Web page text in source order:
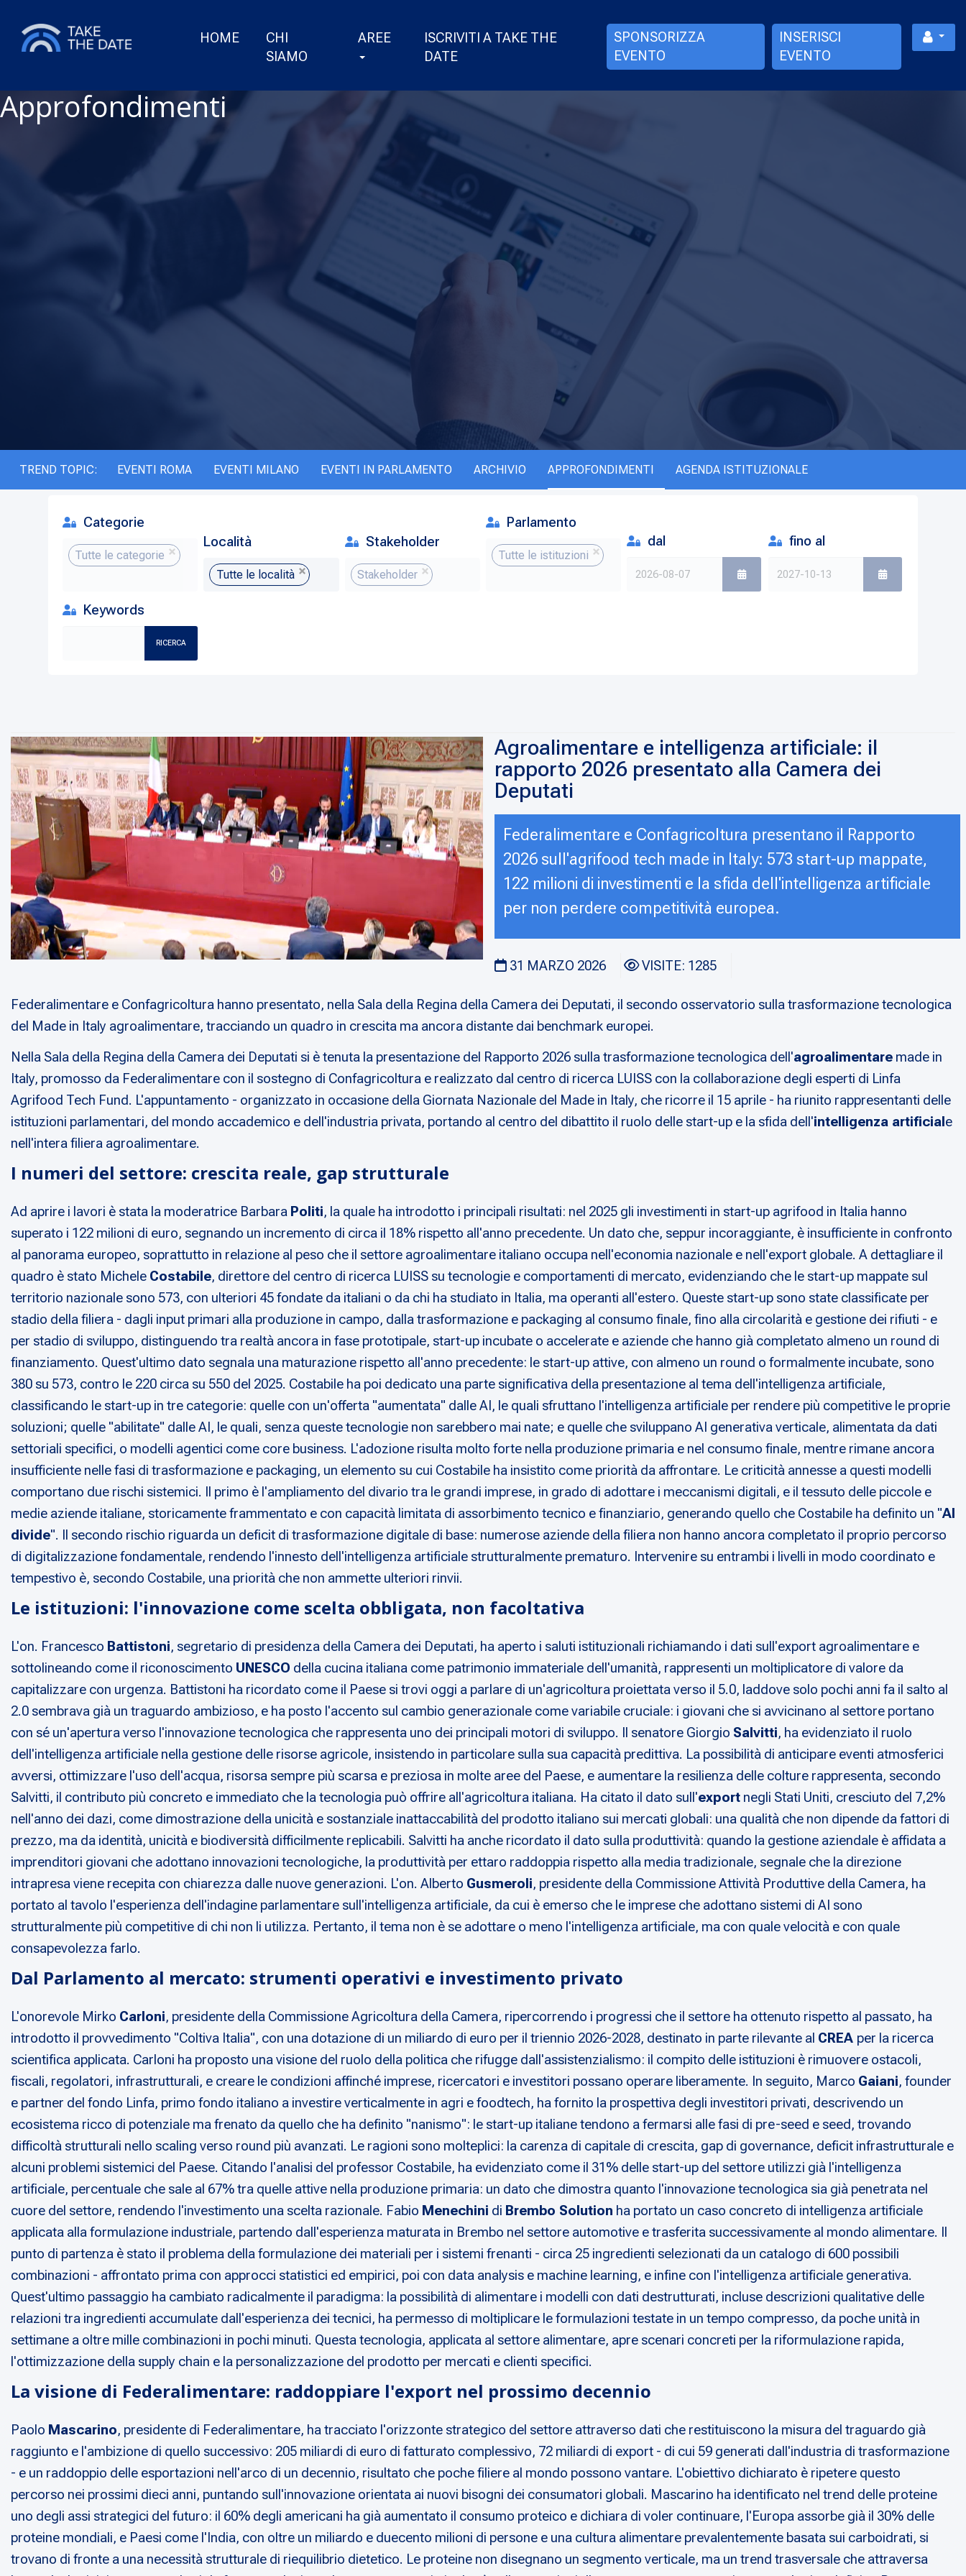
HOME
CHI
SIAMO
AREE
ISCRIVITI A TAKE THE
DATE
SPONSORIZZA
EVENTO
INSERISCI
EVENTO
Approfondimenti
TREND TOPIC: EVENTI ROMA EVENTI MILANO EVENTI IN PARLAMENTO ARCHIVIO APPROFONDIMENTI AGENDA ISTITUZIONALE
Categorie
Tutte le categorie
Località
Tutte le località
Stakeholder
Stakeholder
Parlamento
Tutte le istituzioni
dal fino al
Keywords
RICERCA
Agroalimentare e intelligenza artificiale: il
rapporto 2026 presentato alla Camera dei
Deputati
Federalimentare e Confagricoltura presentano il Rapporto
2026 sull'agrifood tech made in Italy: 573 start-up mappate,
122 milioni di investimenti e la sfida dell'intelligenza artificiale
per non perdere competitività europea.
31 MARZO 2026 VISITE: 1285
Federalimentare e Confagricoltura hanno presentato, nella Sala della Regina della Camera dei Deputati, il secondo osservatorio sulla trasformazione tecnologica
del Made in Italy agroalimentare, tracciando un quadro in crescita ma ancora distante dai benchmark europei.
Nella Sala della Regina della Camera dei Deputati si è tenuta la presentazione del Rapporto 2026 sulla trasformazione tecnologica dell'agroalimentare made in
Italy, promosso da Federalimentare con il sostegno di Confagricoltura e realizzato dal centro di ricerca LUISS con la collaborazione degli esperti di Linfa
Agrifood Tech Fund. L'appuntamento - organizzato in occasione della Giornata Nazionale del Made in Italy, che ricorre il 15 aprile - ha riunito rappresentanti delle
istituzioni parlamentari, del mondo accademico e dell'industria privata, portando al centro del dibattito il ruolo delle start-up e la sfida dell'intelligenza artificiale
nell'intera filiera agroalimentare.
I numeri del settore: crescita reale, gap strutturale
Ad aprire i lavori è stata la moderatrice Barbara Politi, la quale ha introdotto i principali risultati: nel 2025 gli investimenti in start-up agrifood in Italia hanno
superato i 122 milioni di euro, segnando un incremento di circa il 18% rispetto all'anno precedente. Un dato che, seppur incoraggiante, è insufficiente in confronto
al panorama europeo, soprattutto in relazione al peso che il settore agroalimentare italiano occupa nell'economia nazionale e nell'export globale. A dettagliare il
quadro è stato Michele Costabile, direttore del centro di ricerca LUISS su tecnologie e comportamenti di mercato, evidenziando che le start-up mappate sul
territorio nazionale sono 573, con ulteriori 45 fondate da italiani o da chi ha studiato in Italia, ma operanti all'estero. Queste start-up sono state classificate per
stadio della filiera - dagli input primari alla produzione in campo, dalla trasformazione e packaging al consumo finale, fino alla circolarità e gestione dei rifiuti - e
per stadio di sviluppo, distinguendo tra realtà ancora in fase prototipale, start-up incubate o accelerate e aziende che hanno già completato almeno un round di
finanziamento. Quest'ultimo dato segnala una maturazione rispetto all'anno precedente: le start-up attive, con almeno un round o formalmente incubate, sono
380 su 573, contro le 220 circa su 550 del 2025. Costabile ha poi dedicato una parte significativa della presentazione al tema dell'intelligenza artificiale,
classificando le start-up in tre categorie: quelle con un'offerta "aumentata" dalle AI, le quali sfruttano l'intelligenza artificiale per rendere più competitive le proprie
soluzioni; quelle "abilitate" dalle AI, le quali, senza queste tecnologie non sarebbero mai nate; e quelle che sviluppano AI generativa verticale, alimentata da dati
settoriali specifici, o modelli agentici come core business. L'adozione risulta molto forte nella produzione primaria e nel consumo finale, mentre rimane ancora
insufficiente nelle fasi di trasformazione e packaging, un elemento su cui Costabile ha insistito come priorità da affrontare. Le criticità annesse a questi modelli
comportano due rischi sistemici. Il primo è l'ampliamento del divario tra le grandi imprese, in grado di adottare i meccanismi digitali, e il tessuto delle piccole e
medie aziende italiane, storicamente frammentato e con capacità limitata di assorbimento tecnico e finanziario, generando quello che Costabile ha definito un "AI
divide". Il secondo rischio riguarda un deficit di trasformazione digitale di base: numerose aziende della filiera non hanno ancora completato il proprio percorso
di digitalizzazione fondamentale, rendendo l'innesto dell'intelligenza artificiale strutturalmente prematuro. Intervenire su entrambi i livelli in modo coordinato e
tempestivo è, secondo Costabile, una priorità che non ammette ulteriori rinvii.
Le istituzioni: l'innovazione come scelta obbligata, non facoltativa
L'on. Francesco Battistoni, segretario di presidenza della Camera dei Deputati, ha aperto i saluti istituzionali richiamando i dati sull'export agroalimentare e
sottolineando come il riconoscimento UNESCO della cucina italiana come patrimonio immateriale dell'umanità, rappresenti un moltiplicatore di valore da
capitalizzare con urgenza. Battistoni ha ricordato come il Paese si trovi oggi a parlare di un'agricoltura proiettata verso il 5.0, laddove solo pochi anni fa il salto al
2.0 sembrava già un traguardo ambizioso, e ha posto l'accento sul cambio generazionale come variabile cruciale: i giovani che si avvicinano al settore portano
con sé un'apertura verso l'innovazione tecnologica che rappresenta uno dei principali motori di sviluppo. Il senatore Giorgio Salvitti, ha evidenziato il ruolo
dell'intelligenza artificiale nella gestione delle risorse agricole, insistendo in particolare sulla sua capacità predittiva. La possibilità di anticipare eventi atmosferici
avversi, ottimizzare l'uso dell'acqua, risorsa sempre più scarsa e preziosa in molte aree del Paese, e aumentare la resilienza delle colture rappresenta, secondo
Salvitti, il contributo più concreto e immediato che la tecnologia può offrire all'agricoltura italiana. Ha citato il dato sull'export negli Stati Uniti, cresciuto del 7,2%
nell'anno dei dazi, come dimostrazione della unicità e sostanziale inattaccabilità del prodotto italiano sui mercati globali: una qualità che non dipende da fattori di
prezzo, ma da identità, unicità e biodiversità difficilmente replicabili. Salvitti ha anche ricordato il dato sulla produttività: quando la gestione aziendale è affidata a
imprenditori giovani che adottano innovazioni tecnologiche, la produttività per ettaro raddoppia rispetto alla media tradizionale, segnale che la direzione
intrapresa viene recepita con chiarezza dalle nuove generazioni. L'on. Alberto Gusmeroli, presidente della Commissione Attività Produttive della Camera, ha
portato al tavolo l'esperienza dell'indagine parlamentare sull'intelligenza artificiale, da cui è emerso che le imprese che adottano sistemi di AI sono
strutturalmente più competitive di chi non li utilizza. Pertanto, il tema non è se adottare o meno l'intelligenza artificiale, ma con quale velocità e con quale
consapevolezza farlo.
Dal Parlamento al mercato: strumenti operativi e investimento privato
L'onorevole Mirko Carloni, presidente della Commissione Agricoltura della Camera, ripercorrendo i progressi che il settore ha ottenuto rispetto al passato, ha
introdotto il provvedimento "Coltiva Italia", con una dotazione di un miliardo di euro per il triennio 2026-2028, destinato in parte rilevante al CREA per la ricerca
scientifica applicata. Carloni ha proposto una visione del ruolo della politica che rifugge dall'assistenzialismo: il compito delle istituzioni è rimuovere ostacoli,
fiscali, regolatori, infrastrutturali, e creare le condizioni affinché imprese, ricercatori e investitori possano operare liberamente. In seguito, Marco Gaiani, founder
e partner del fondo Linfa, primo fondo italiano a investire verticalmente in agri e foodtech, ha fornito la prospettiva degli investitori privati, descrivendo un
ecosistema ricco di potenziale ma frenato da quello che ha definito "nanismo": le start-up italiane tendono a fermarsi alle fasi di pre-seed e seed, trovando
difficoltà strutturali nello scaling verso round più avanzati. Le ragioni sono molteplici: la carenza di capitale di crescita, gap di governance, deficit infrastrutturale e
alcuni problemi sistemici del Paese. Citando l'analisi del professor Costabile, ha evidenziato come il 31% delle start-up del settore utilizzi già l'intelligenza
artificiale, percentuale che sale al 67% tra quelle attive nella produzione primaria: un dato che dimostra quanto l'innovazione tecnologica sia già penetrata nel
cuore del settore, rendendo l'investimento una scelta razionale. Fabio Menechini di Brembo Solution ha portato un caso concreto di intelligenza artificiale
applicata alla formulazione industriale, partendo dall'esperienza maturata in Brembo nel settore automotive e trasferita successivamente al mondo alimentare. Il
punto di partenza è stato il problema della formulazione dei materiali per i sistemi frenanti - circa 25 ingredienti selezionati da un catalogo di 600 possibili
combinazioni - affrontato prima con approcci statistici ed empirici, poi con data analysis e machine learning, e infine con l'intelligenza artificiale generativa.
Quest'ultimo passaggio ha cambiato radicalmente il paradigma: la possibilità di alimentare i modelli con dati destrutturati, incluse descrizioni qualitative delle
relazioni tra ingredienti accumulate dall'esperienza dei tecnici, ha permesso di moltiplicare le formulazioni testate in un tempo compresso, da poche unità in
settimane a oltre mille combinazioni in pochi minuti. Questa tecnologia, applicata al settore alimentare, apre scenari concreti per la riformulazione rapida,
l'ottimizzazione della supply chain e la personalizzazione del prodotto per mercati e clienti specifici.
La visione di Federalimentare: raddoppiare l'export nel prossimo decennio
Paolo Mascarino, presidente di Federalimentare, ha tracciato l'orizzonte strategico del settore attraverso dati che restituiscono la misura del traguardo già
raggiunto e l'ambizione di quello successivo: 205 miliardi di euro di fatturato complessivo, 72 miliardi di export - di cui 59 generati dall'industria di trasformazione
- e un raddoppio delle esportazioni nell'arco di un decennio, risultato che poche filiere al mondo possono vantare. L'obiettivo dichiarato è ripetere questo
percorso nei prossimi dieci anni, puntando sull'innovazione orientata ai nuovi bisogni dei consumatori globali. Mascarino ha identificato nel trend delle proteine
uno degli assi strategici del futuro: il 60% degli americani ha già aumentato il consumo proteico e dichiara di voler continuare, l'Europa assorbe già il 30% delle
proteine mondiali, e Paesi come l'India, con oltre un miliardo e duecento milioni di persone e una cultura alimentare prevalentemente basata sui carboidrati, si
trovano di fronte a una necessità strutturale di riequilibrio dietetico. Le proteine non disegnano un segmento verticale, ma un trend trasversale che attraversa